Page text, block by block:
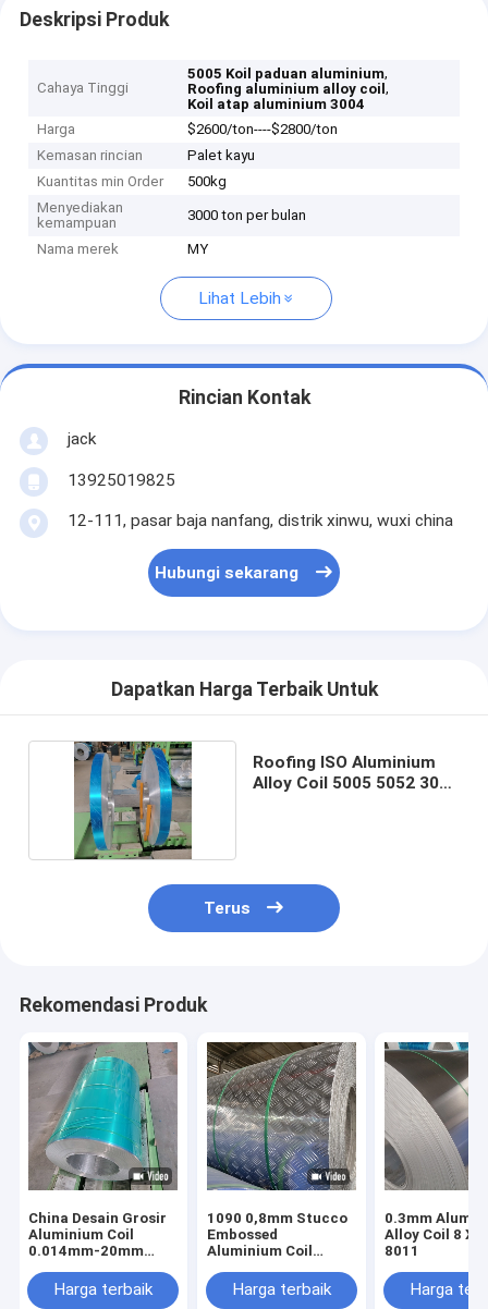
Deskripsi Produk
Cahaya Tinggi
5005 Koil paduan aluminium,
Roofing aluminium alloy coil,
Koil atap aluminium 3004
Harga
$2600/ton----$2800/ton
Kemasan rincian
Palet kayu
Kuantitas min Order
500kg
Menyediakan
kemampuan
3000 ton per bulan
Nama merek MY
Lihat Lebih
Rincian Kontak
jack
13925019825
12-111, pasar baja nanfang, distrik xinwu, wuxi china
Hubungi sekarang
Dapatkan Harga Terbaik Untuk
Roofing ISO Aluminium
Alloy Coil 5005 5052 3003
Terus
Rekomendasi Produk
China Desain Grosir
Aluminium Coil
0.014mm-20mm
Coil Untuk Channel
Letter
Harga terbaik
1090 0,8mm Stucco
Embossed
Aluminium Coil
Harga terbaik
0.3mm
Alloy Coil 8
8011
Harga